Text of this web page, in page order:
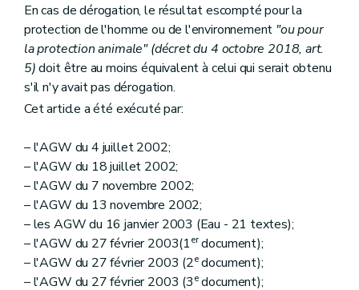
En cas de dérogation, le résultat escompté pour la
protection de l'homme ou de l'environnement "ou pour
la protection animale" (décret du 4 octobre 2018, art.
5)doit être au moins équivalent à celui qui serait obtenu
s'il n'y avait pas dérogation.
Cet article a été exécuté par:
– l'AGW du 4 juillet 2002;
– l'AGW du 18 juillet 2002;
– l'AGW du 7 novembre 2002;
– l'AGW du 13 novembre 2002;
– les AGW du 16 janvier 2003 (Eau - 21 textes);
– l'AGW du 27 février 2003(1erdocument);
– l'AGW du 27 février 2003 (2edocument);
– l'AGW du 27 février 2003 (3edocument);